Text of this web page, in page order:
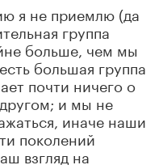
я не приемлю (да
группа
больше, чем мы
большая группа
почти ничего о
и мы не
иначе наши
поколений
взгляд на